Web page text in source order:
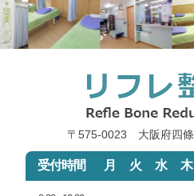
〒575-0023 大阪府四條
受付時間 月 火 水 木